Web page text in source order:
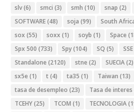
slv(6) smci (3) smh (10) snap (2)
SOFTWARE(48) soja (99) South
sox (55) soxx (1) soyb (1) Space
Spx 500 (733) Spy(104) SQ (5) SSE
Standalone (2120) stne (2) SUECIA(2)
sx5e (1) t (4) ta35 (1) Taiwan (13)
tasa de desempleo (23) Tasa de interes
TCEHY(25) TCOM (1) TECNOLOGIA